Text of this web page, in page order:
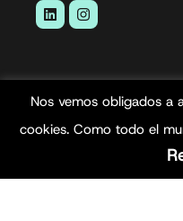
App Marketing News©
Nos vemos obligados a
cookies. Como todo el